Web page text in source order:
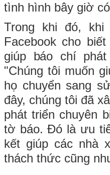
tình hình bây giờ
Trong khi đó,
Facebook cho
giúp báo chí
"Chúng tôi muốn
họ chuyển sang
đây, chúng tôi đã
phát triển chuyên
tờ báo. Đó là ưu
kết giúp các nhà
thách thức cũng